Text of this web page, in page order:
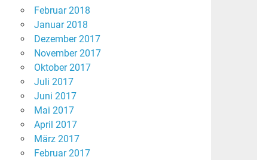
Februar 2018
Januar 2018
Dezember 2017
November 2017
Oktober 2017
Juli 2017
Juni 2017
Mai 2017
April 2017
März 2017
Februar 2017